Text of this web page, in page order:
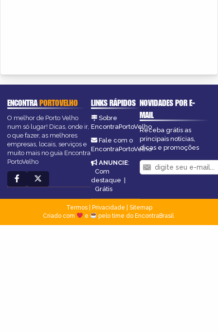
ENCONTRAPORTOVELHO
O melhor de Porto Velho
num só lugar! Dicas, onde ir,
o que fazer, as melhores
empresas, locais, serviços e
muito mais no guia Encontra
PortoVelho
LINKS RÁPIDOS
Sobre
EncontraPortoVelho
Fale com o
EncontraPortoVelho
ANUNCIE:
Com
destaque |
Grátis
NOVIDADES POR E-
MAIL
Receba grátis as
principais notícias,
dicas e promoções
Termos| Privacidade
Sitemap
Criado com
e pelo time do EncontraBrasil